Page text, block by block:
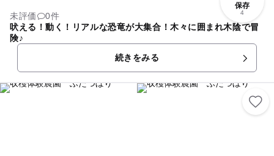
保存
4
未評価
0件
吠える！動く！リアルな恐竜が大集合！木々に囲まれ木陰で冒
険♪
続きをみる